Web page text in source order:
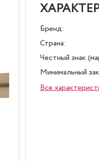
Бренд:
Страна:
Честный знак
Минимальный
Все